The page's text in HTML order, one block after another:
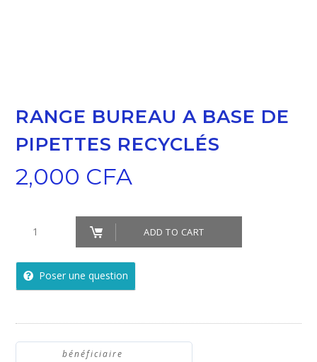
RANGE BUREAU A BASE DE
PIPETTES RECYCLÉS
2,000 CFA
Range
a
base
pipettes
recyclés
ADD TO CART
Poser une question
bénéficiaire